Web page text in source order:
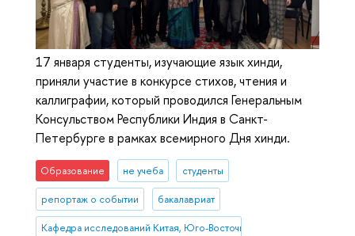
17 января студенты, изучающие язык хинди,
приняли участие в конкурсе стихов, чтения и
каллиграфии, который проводился Генеральным
Консульством Республики Индия в Санкт-
Петербурге в рамках всемирного Дня хинди.
Образование не учеба студенты
репортаж о событии бакалавриат
Кафедра исследований Китая, Юго-Восточной и Южной Азии